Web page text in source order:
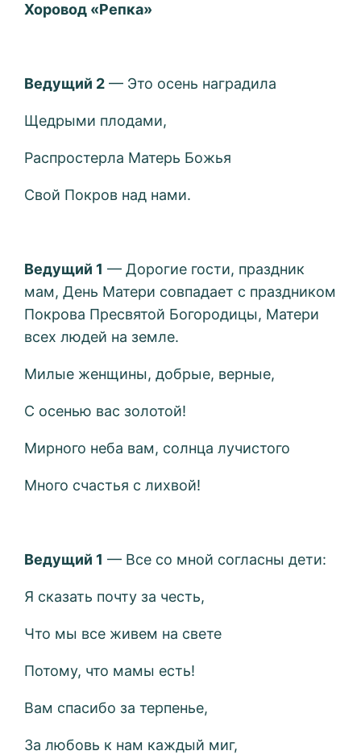
Хоровод «Репка»
Ведущий 2 — Это осень наградила
Щедрыми плодами,
Распростерла Матерь Божья
Свой Покров над нами.
Ведущий 1 — Дорогие гости, праздник
мам, День Матери совпадает с праздником
Покрова Пресвятой Богородицы, Матери
всех людей на земле.
Милые женщины, добрые, верные,
С осенью вас золотой!
Мирного неба вам, солнца лучистого
Много счастья с лихвой!
Ведущий 1 — Все со мной согласны дети:
Я сказать почту за честь,
Что мы все живем на свете
Потому, что мамы есть!
Вам спасибо за терпенье,
За любовь к нам каждый миг,